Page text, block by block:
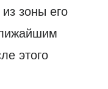
зоны его
этого